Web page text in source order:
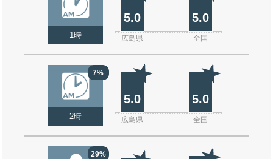
1時
5.0 5.0
広島県 全国
7%
2時
5.0 5.0
広島県 全国
29%